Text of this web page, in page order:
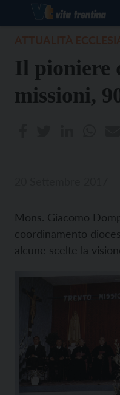
Il pioniere
missioni,
Mons. Giacomo
coordinamento
alcune scelte la